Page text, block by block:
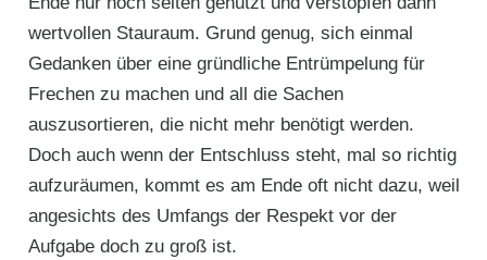
wertvollen Stauraum. Grund genug, sich einmal
Gedanken über eine gründliche Entrümpelung für
Frechen zu machen und all die Sachen
auszusortieren, die nicht mehr benötigt werden.
Doch auch wenn der Entschluss steht, mal so richtig
aufzuräumen, kommt es am Ende oft nicht dazu, weil
angesichts des Umfangs der Respekt vor der
Aufgabe doch zu groß ist.